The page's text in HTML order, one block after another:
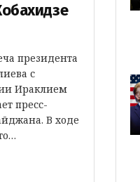
президента
с
Ираклием
пресс-
В ходе